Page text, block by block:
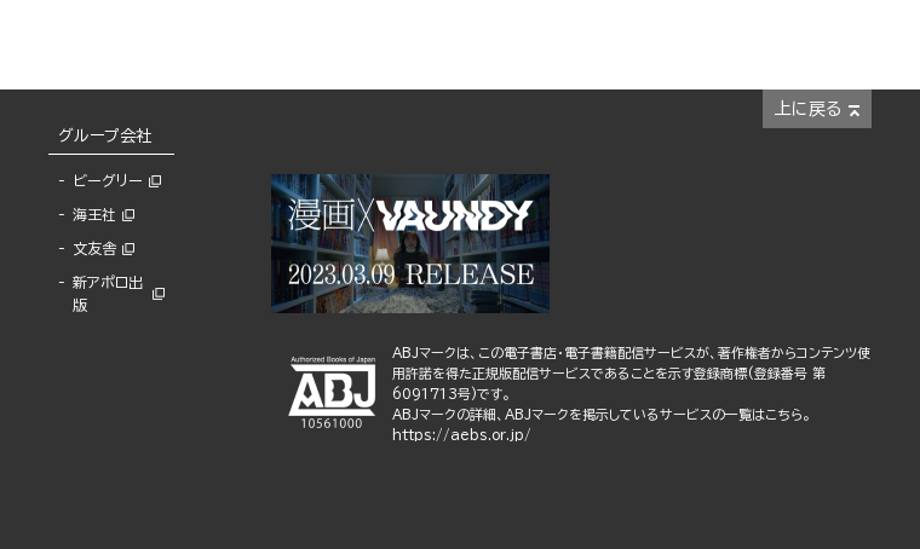
上に戻る
グループ会社
ビーグリー
海王社
文友舎
新アポロ出
版
ABJマークは、この電子書店・電子書籍配信サービスが、著作権者からコンテンツ使
用許諾を得た正規版配信サービスであることを示す登録商標(登録番号 第
6091713号)です。
ABJマークの詳細、ABJマークを掲示しているサービスの一覧はこちら。
https://aebs.or.jp/